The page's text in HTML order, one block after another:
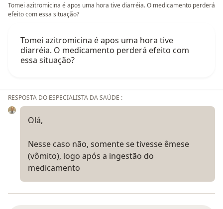
Tomei azitromicina é apos uma hora tive diarréia. O medicamento perderá
efeito com essa situação?
Tomei azitromicina é apos uma hora tive
diarréia. O medicamento perderá efeito com
essa situação?
RESPOSTA DO ESPECIALISTA DA SAÚDE :
Olá,
Nesse caso não, somente se tivesse êmese
(vômito), logo após a ingestão do
medicamento